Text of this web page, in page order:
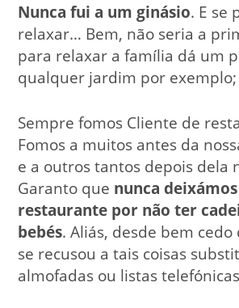
Nunca fui a um ginásio. E se
relaxar… Bem, não seria a
para relaxar a família dá um
qualquer jardim por exemplo;
Sempre fomos Cliente de
Fomos a muitos antes da
e a outros tantos depois dela
Garanto que nunca
restaurante por não ter
bebés. Aliás, desde bem cedo
se recusou a tais coisas
almofadas ou listas